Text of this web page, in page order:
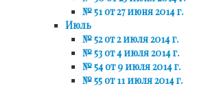
№ 51 от 27 июня 2014 г.
Июль
№ 52 от 2 июля 2014 г.
№ 53 от 4 июля 2014 г.
№ 54 от 9 июля 2014 г.
№ 55 от 11 июля 2014 г.